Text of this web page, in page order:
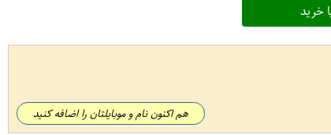
خرید
هم اکنون نام و موبایلتان را اضافه کنید